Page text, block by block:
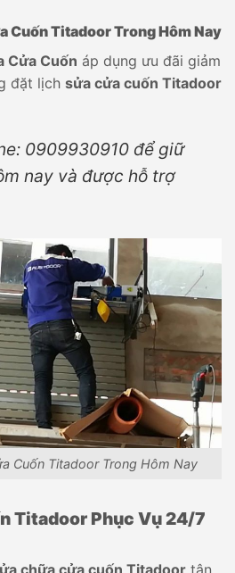
Cuốn Titadoor Trong Hôm Nay
Cửa Cuốn áp dụng ưu đãi giảm
đặt lịch sửa cửa cuốn Titadoor
0909930910 để giữ
nay và được hỗ trợ
Cuốn Titadoor Trong Hôm Nay
Titadoor Phục Vụ 24/7